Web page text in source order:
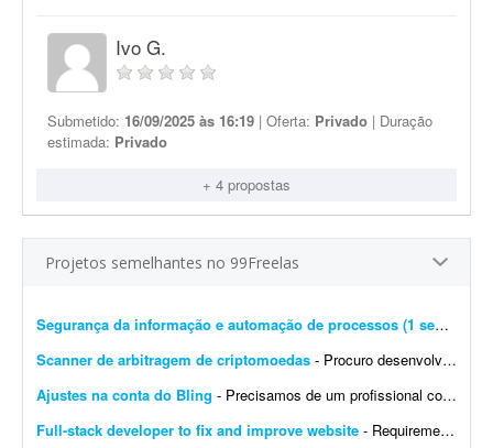
Ivo G.
Submetido: 16/09/2025 às 16:19 | Oferta: Privado | Duração
estimada: Privado
+ 4 propostas
Projetos semelhantes no 99Freelas
Segurança da informação e automação de processos (1 semana)
Scanner de arbitragem de criptomoedas - Procuro desenvolvedor full stack para criar uma plataforma profissional e scanner de arbitragem de criptomoedas, semelhante às principais soluções internacionais do mercado, po...
Ajustes na conta do Bling - Precisamos de um profissional com experiência em e-commerce e em configurações no Bling. Atualmente temos a conta de um cliente integrada com loja própria, Mercado Livre,...
Full-stack developer to fix and improve website - Requirements: - Basic to intermediate full-stack development skills - Experience with front-end and back-end web development - Ability to troubleshoot bugs and make small improvements - Good commu...